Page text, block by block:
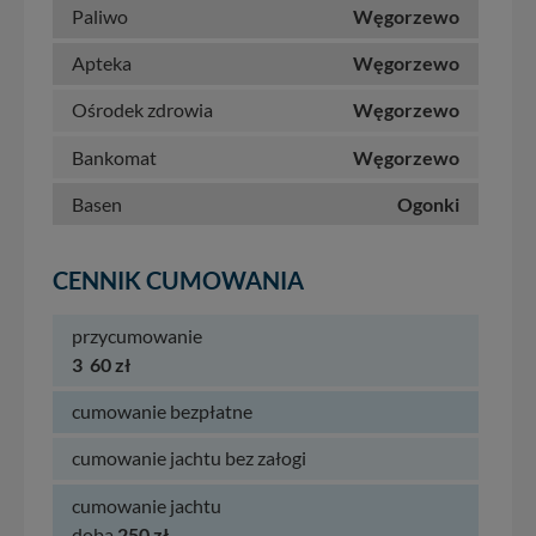
Paliwo Węgorzewo
Apteka Węgorzewo
Ośrodek zdrowia Węgorzewo
Bankomat Węgorzewo
Basen Ogonki
CENNIK CUMOWANIA
przycumowanie
3 60 zł
cumowanie bezpłatne
cumowanie jachtu bez załogi
cumowanie jachtu